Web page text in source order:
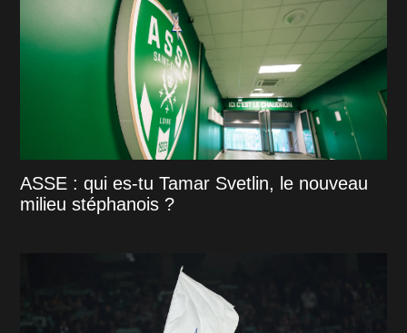
ASSE : qui es-tu Tamar Svetlin, le nouveau
milieu stéphanois ?